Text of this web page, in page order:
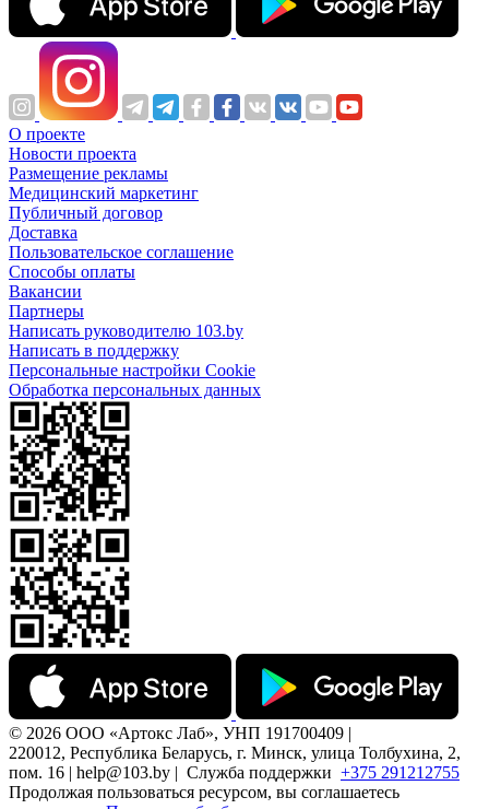
О проекте
Новости проекта
Размещение рекламы
Медицинский маркетинг
Публичный договор
Доставка
Пользовательское соглашение
Способы оплаты
Вакансии
Партнеры
Написать руководителю 103.by
Написать в поддержку
Персональные настройки Cookie
Обработка персональных данных
© 2026 ООО «Артокс Лаб», УНП 191700409 |
220012, Республика Беларусь, г. Минск, улица Толбухина, 2,
пом. 16 | help@103.by | Служба поддержки +375 291212755
Продолжая пользоваться ресурсом, вы соглашаетесь